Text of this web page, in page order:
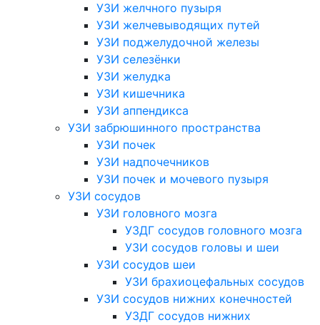
УЗИ желчного пузыря
УЗИ желчевыводящих путей
УЗИ поджелудочной железы
УЗИ селезёнки
УЗИ желудка
УЗИ кишечника
УЗИ аппендикса
УЗИ забрюшинного пространства
УЗИ почек
УЗИ надпочечников
УЗИ почек и мочевого пузыря
УЗИ сосудов
УЗИ головного мозга
УЗДГ сосудов головного мозга
УЗИ сосудов головы и шеи
УЗИ сосудов шеи
УЗИ брахиоцефальных сосудов
УЗИ сосудов нижних конечностей
УЗДГ сосудов нижних